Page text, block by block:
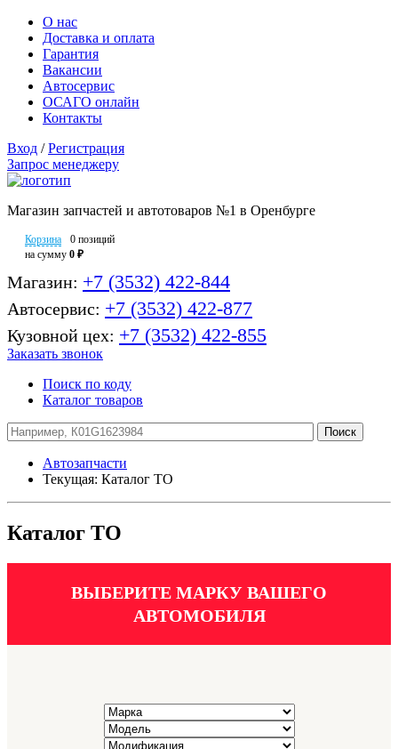
О нас
Доставка и оплата
Гарантия
Вакансии
Автосервис
ОСАГО онлайн
Контакты
Вход / Регистрация
Запрос менеджеру
Магазин запчастей и автотоваров №1 в Оренбурге
Корзина
0 позиций
на сумму 0 ₽
Магазин: +7 (3532) 422-844
Автосервис: +7 (3532) 422-877
Кузовной цех: +7 (3532) 422-855
Заказать звонок
Поиск по коду
Каталог товаров
Автозапчасти
Текущая: Каталог ТО
Каталог ТО
ВЫБЕРИТЕ МАРКУ ВАШЕГО
АВТОМОБИЛЯ